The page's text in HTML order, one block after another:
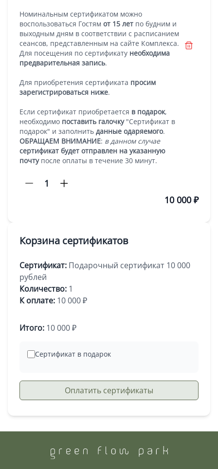
Номинальным сертификатом можно
воспользоваться Гостям от 15 лет по будним и
выходным дням в соответствии с расписанием
сеансов, представленным на сайте Комплекса.
Для посещения по сертификату необходима
предварительная запись.
Для приобретения сертификата просим
зарегистрироваться ниже.
Если сертификат приобретается в подарок,
необходимо поставить галочку"Сертификат в
подарок" и заполнить данные одаряемого.
ОБРАЩАЕМ ВНИМАНИЕ: в данном случае
сертификат будет отправлен на указанную
почтупосле оплаты в течение 30 минут.
1
10 000 ₽
Корзина сертификатов
Сертификат: Подарочный сертификат 10 000
рублей
Количество: 1
К оплате: 10 000 ₽
Итого: 10 000 ₽
Сертификат в подарок
Оплатить сертификаты